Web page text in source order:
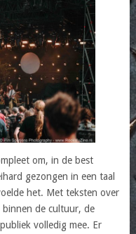
om, in de best
gezongen in een taal
het. Met teksten over
binnen de cultuur, de
volledig mee. Er